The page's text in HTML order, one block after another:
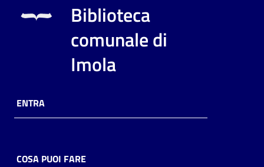
Scopri
online
Biblioteca
comunale di
Imola
ENTRA
COSA PUOI FARE